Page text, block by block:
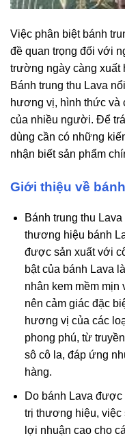
Việc phân biệt bánh
đề quan trọng đối với
trường ngày càng xuất
Bánh trung thu Lava
hương vị, hình thức
của nhiều người. Để
dùng cần có những
nhận biết sản phẩm
Giới thiệu về
Bánh trung thu
thương hiệu bánh
được sản xuất với
bật của bánh Lava
nhân kem mềm mịn
nên cảm giác đặc
hương vị của các
phong phú, từ
sô cô la, đáp ứng
hàng.
Do bánh Lava
trị thương hiệu, việc
lợi nhuận cao cho